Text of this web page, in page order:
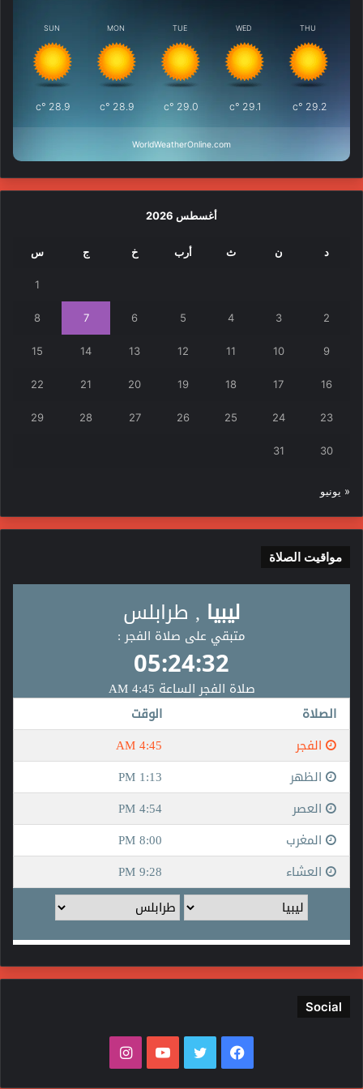
SUN
28.9
°c
MON
28.9
°c
TUE
29.0
°c
WED
29.1
°c
THU
29.2
°c
WorldWeatherOnline.com
أغسطس 2026
د ن ث أرب خ ج س
1
2
3
4
5
6
7
8
9
10
11
12
13
14
15
16
17
18
19
20
21
22
23
24
25
26
27
28
29
30
31
« يونيو
مواقيت الصلاة
Social
فيسبوك تويتر يوتيوبانستقرام